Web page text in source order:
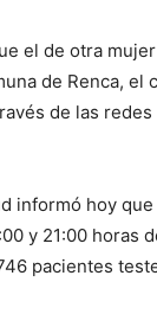
el de otra
de Renca, el
de las
informó hoy
y 21:00 horas
pacientes